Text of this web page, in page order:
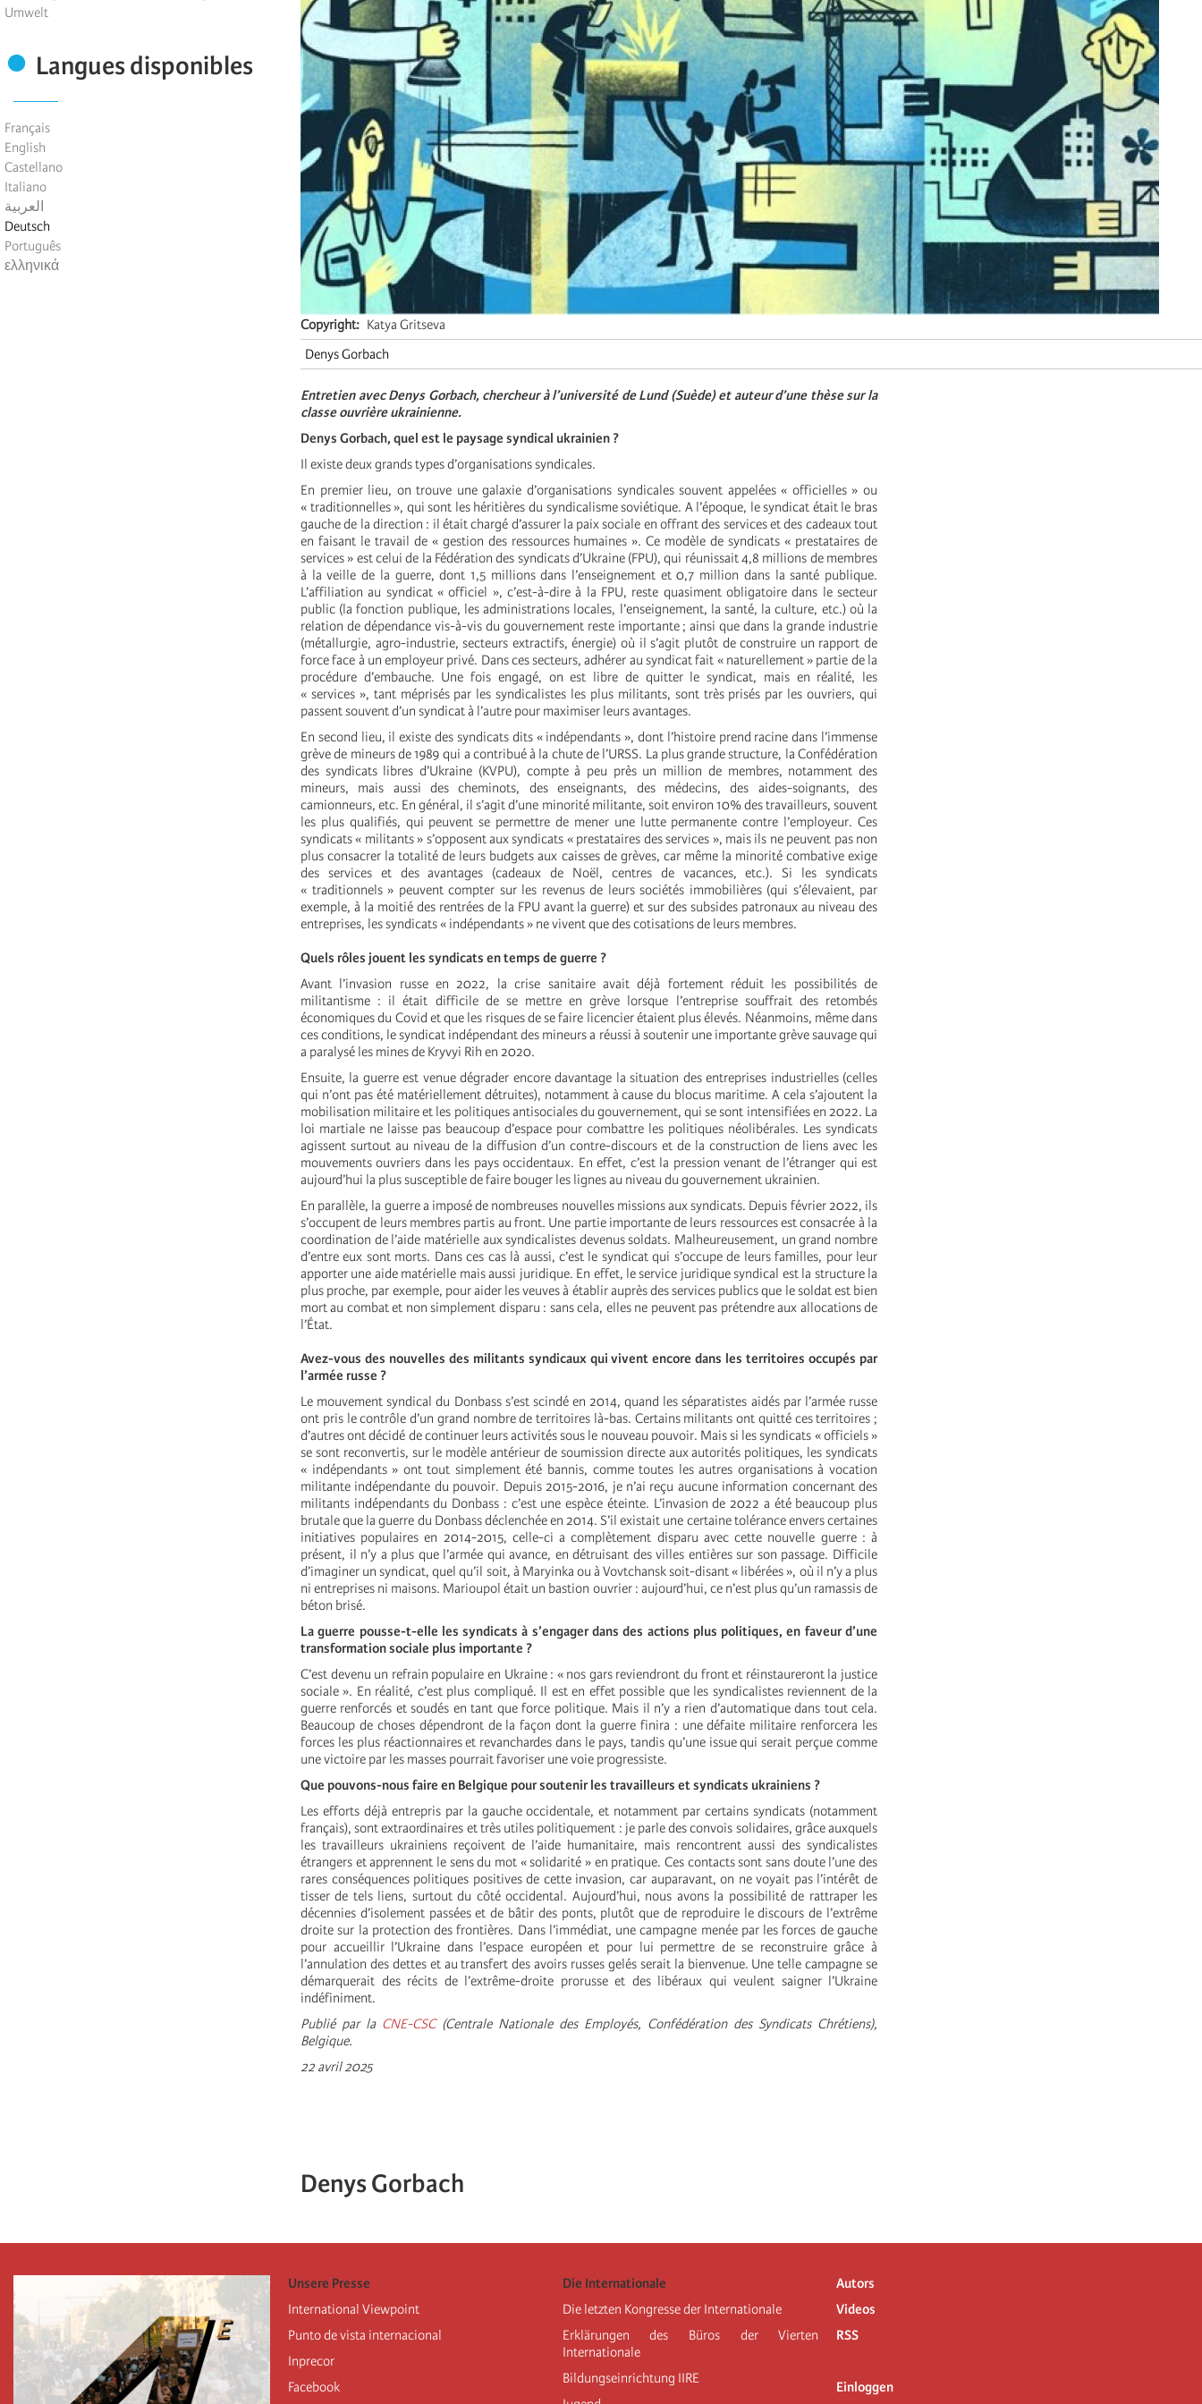
Umwelt
Langues disponibles
Français
English
Castellano
Italiano
العربية
Deutsch
Português
ελληνικά
Copyright
Katya Gritseva
Denys Gorbach
Entretien avec Denys Gorbach, chercheur à l’université de Lund (Suède) et auteur d’une thèse sur la
classe ouvrière ukrainienne.
Denys Gorbach, quel est le paysage syndical ukrainien ?
Il existe deux grands types d’organisations syndicales.
En premier lieu, on trouve une galaxie d’organisations syndicales souvent appelées « officielles » ou
« traditionnelles », qui sont les héritières du syndicalisme soviétique. A l’époque, le syndicat était le bras
gauche de la direction : il était chargé d’assurer la paix sociale en offrant des services et des cadeaux tout
en faisant le travail de « gestion des ressources humaines ». Ce modèle de syndicats « prestataires de
services » est celui de la Fédération des syndicats d’Ukraine (FPU), qui réunissait 4,8 millions de membres
à la veille de la guerre, dont 1,5 millions dans l’enseignement et 0,7 million dans la santé publique.
L’affiliation au syndicat « officiel », c’est-à-dire à la FPU, reste quasiment obligatoire dans le secteur
public (la fonction publique, les administrations locales, l’enseignement, la santé, la culture, etc.) où la
relation de dépendance vis-à-vis du gouvernement reste importante ; ainsi que dans la grande industrie
(métallurgie, agro-industrie, secteurs extractifs, énergie) où il s’agit plutôt de construire un rapport de
force face à un employeur privé. Dans ces secteurs, adhérer au syndicat fait « naturellement » partie de la
procédure d’embauche. Une fois engagé, on est libre de quitter le syndicat, mais en réalité, les
« services », tant méprisés par les syndicalistes les plus militants, sont très prisés par les ouvriers, qui
passent souvent d’un syndicat à l’autre pour maximiser leurs avantages.
En second lieu, il existe des syndicats dits « indépendants », dont l’histoire prend racine dans l’immense
grève de mineurs de 1989 qui a contribué à la chute de l’URSS. La plus grande structure, la Confédération
des syndicats libres d’Ukraine (KVPU), compte à peu près un million de membres, notamment des
mineurs, mais aussi des cheminots, des enseignants, des médecins, des aides-soignants, des
camionneurs, etc. En général, il s’agit d’une minorité militante, soit environ 10% des travailleurs, souvent
les plus qualifiés, qui peuvent se permettre de mener une lutte permanente contre l’employeur. Ces
syndicats « militants » s’opposent aux syndicats « prestataires des services », mais ils ne peuvent pas non
plus consacrer la totalité de leurs budgets aux caisses de grèves, car même la minorité combative exige
des services et des avantages (cadeaux de Noël, centres de vacances, etc.). Si les syndicats
« traditionnels » peuvent compter sur les revenus de leurs sociétés immobilières (qui s’élevaient, par
exemple, à la moitié des rentrées de la FPU avant la guerre) et sur des subsides patronaux au niveau des
entreprises, les syndicats « indépendants » ne vivent que des cotisations de leurs membres.
Quels rôles jouent les syndicats en temps de guerre ?
Avant l’invasion russe en 2022, la crise sanitaire avait déjà fortement réduit les possibilités de
militantisme : il était difficile de se mettre en grève lorsque l’entreprise souffrait des retombés
économiques du Covid et que les risques de se faire licencier étaient plus élevés. Néanmoins, même dans
ces conditions, le syndicat indépendant des mineurs a réussi à soutenir une importante grève sauvage qui
a paralysé les mines de Kryvyi Rih en 2020.
Ensuite, la guerre est venue dégrader encore davantage la situation des entreprises industrielles (celles
qui n’ont pas été matériellement détruites), notamment à cause du blocus maritime. A cela s’ajoutent la
mobilisation militaire et les politiques antisociales du gouvernement, qui se sont intensifiées en 2022. La
loi martiale ne laisse pas beaucoup d’espace pour combattre les politiques néolibérales. Les syndicats
agissent surtout au niveau de la diffusion d’un contre-discours et de la construction de liens avec les
mouvements ouvriers dans les pays occidentaux. En effet, c’est la pression venant de l’étranger qui est
aujourd’hui la plus susceptible de faire bouger les lignes au niveau du gouvernement ukrainien.
En parallèle, la guerre a imposé de nombreuses nouvelles missions aux syndicats. Depuis février 2022, ils
s’occupent de leurs membres partis au front. Une partie importante de leurs ressources est consacrée à la
coordination de l’aide matérielle aux syndicalistes devenus soldats. Malheureusement, un grand nombre
d’entre eux sont morts. Dans ces cas là aussi, c’est le syndicat qui s’occupe de leurs familles, pour leur
apporter une aide matérielle mais aussi juridique. En effet, le service juridique syndical est la structure la
plus proche, par exemple, pour aider les veuves à établir auprès des services publics que le soldat est bien
mort au combat et non simplement disparu : sans cela, elles ne peuvent pas prétendre aux allocations de
l’État.
‍Avez-vous des nouvelles des militants syndicaux qui vivent encore dans les territoires occupés par
l’armée russe ?
Le mouvement syndical du Donbass s’est scindé en 2014, quand les séparatistes aidés par l’armée russe
ont pris le contrôle d’un grand nombre de territoires là-bas. Certains militants ont quitté ces territoires ;
d’autres ont décidé de continuer leurs activités sous le nouveau pouvoir. Mais si les syndicats « officiels »
se sont reconvertis, sur le modèle antérieur de soumission directe aux autorités politiques, les syndicats
« indépendants » ont tout simplement été bannis, comme toutes les autres organisations à vocation
militante indépendante du pouvoir. Depuis 2015-2016, je n’ai reçu aucune information concernant des
militants indépendants du Donbass : c’est une espèce éteinte. L’invasion de 2022 a été beaucoup plus
brutale que la guerre du Donbass déclenchée en 2014. S’il existait une certaine tolérance envers certaines
initiatives populaires en 2014-2015, celle-ci a complètement disparu avec cette nouvelle guerre : à
présent, il n’y a plus que l’armée qui avance, en détruisant des villes entières sur son passage. Difficile
d’imaginer un syndicat, quel qu’il soit, à Maryinka ou à Vovtchansk soit-disant « libérées », où il n’y a plus
ni entreprises ni maisons. Marioupol était un bastion ouvrier : aujourd’hui, ce n’est plus qu’un ramassis de
béton brisé.
‍La guerre pousse-t-elle les syndicats à s’engager dans des actions plus politiques, en faveur d’une
transformation sociale plus importante ?
C’est devenu un refrain populaire en Ukraine : « nos gars reviendront du front et réinstaureront la justice
sociale ». En réalité, c’est plus compliqué. Il est en effet possible que les syndicalistes reviennent de la
guerre renforcés et soudés en tant que force politique. Mais il n’y a rien d’automatique dans tout cela.
Beaucoup de choses dépendront de la façon dont la guerre finira : une défaite militaire renforcera les
forces les plus réactionnaires et revanchardes dans le pays, tandis qu’une issue qui serait perçue comme
une victoire par les masses pourrait favoriser une voie progressiste.
‍Que pouvons-nous faire en Belgique pour soutenir les travailleurs et syndicats ukrainiens ?
Les efforts déjà entrepris par la gauche occidentale, et notamment par certains syndicats (notamment
français), sont extraordinaires et très utiles politiquement : je parle des convois solidaires, grâce auxquels
les travailleurs ukrainiens reçoivent de l’aide humanitaire, mais rencontrent aussi des syndicalistes
étrangers et apprennent le sens du mot « solidarité » en pratique. Ces contacts sont sans doute l’une des
rares conséquences politiques positives de cette invasion, car auparavant, on ne voyait pas l’intérêt de
tisser de tels liens, surtout du côté occidental. Aujourd’hui, nous avons la possibilité de rattraper les
décennies d’isolement passées et de bâtir des ponts, plutôt que de reproduire le discours de l’extrême
droite sur la protection des frontières. Dans l’immédiat, une campagne menée par les forces de gauche
pour accueillir l’Ukraine dans l’espace européen et pour lui permettre de se reconstruire grâce à
l’annulation des dettes et au transfert des avoirs russes gelés serait la bienvenue. Une telle campagne se
démarquerait des récits de l’extrême-droite prorusse et des libéraux qui veulent saigner l’Ukraine
indéfiniment.
Publié par la CNE-CSC(Centrale Nationale des Employés, Confédération des Syndicats Chrétiens),
Belgique.
22 avril 2025
Denys Gorbach
Unsere Presse
International Viewpoint
Punto de vista internacional
Inprecor
Facebook
Die Internationale
Die letzten Kongresse der Internationale
Erklärungen des Büros der Vierten
Internationale
Bildungseinrichtung IIRE
Autors
Videos
RSS
Einloggen